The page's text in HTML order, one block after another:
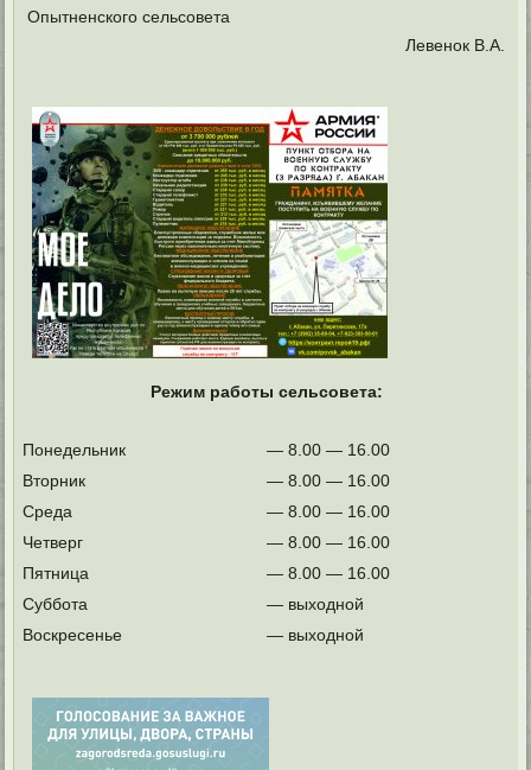
Опытненского сельсовета
Левенок В.А.
Режим работы сельсовета:
Понедельник
— 8.00 — 16.00
Вторник
— 8.00 — 16.00
Среда
— 8.00 — 16.00
Четверг
— 8.00 — 16.00
Пятница
— 8.00 — 16.00
Суббота
— выходной
Воскресенье
— выходной